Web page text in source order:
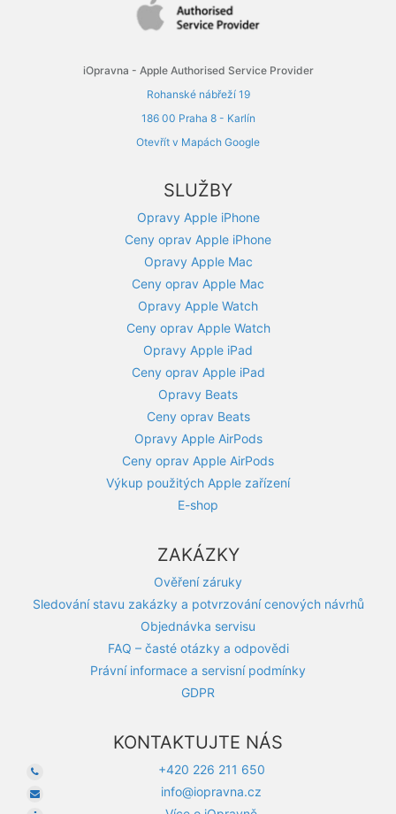
iOpravna - Apple Authorised Service Provider
Rohanské nábřeží 19
186 00 Praha 8 - Karlín
Otevřít v Mapách Google
SLUŽBY
Opravy Apple iPhone
Ceny oprav Apple iPhone
Opravy Apple Mac
Ceny oprav Apple Mac
Opravy Apple Watch
Ceny oprav Apple Watch
Opravy Apple iPad
Ceny oprav Apple iPad
Opravy Beats
Ceny oprav Beats
Opravy Apple AirPods
Ceny oprav Apple AirPods
Výkup použitých Apple zařízení
E-shop
ZAKÁZKY
Ověření záruky
Sledování stavu zakázky a potvrzování cenových návrhů
Objednávka servisu
FAQ – časté otázky a odpovědi
Právní informace a servisní podmínky
GDPR
KONTAKTUJTE NÁS
+420 226 211 650
info@iopravna.cz